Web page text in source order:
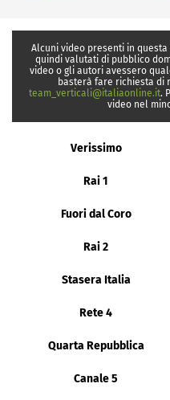
Alcuni video presenti in
quindi valutati di pubblico
video o gli autori avessero
basterà fare richiesta di
team_verticali@italiaonline.it.
video nel
Verissimo
Rai 1
Fuori dal Coro
Rai 2
Stasera Italia
Rete 4
Quarta Repubblica
Canale 5